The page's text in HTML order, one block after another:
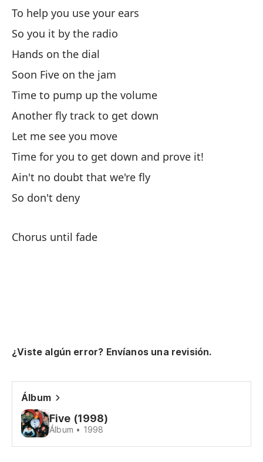
To help you use your ears
So you it by the radio
Hands on the dial
Soon Five on the jam
Time to pump up the volume
Another fly track to get down
Let me see you move
Time for you to get down and prove it!
Ain't no doubt that we're fly
So don't deny
Chorus until fade
¿Viste algún error? Envíanos una revisión.
Álbum
Five (1998)
Álbum • 1998